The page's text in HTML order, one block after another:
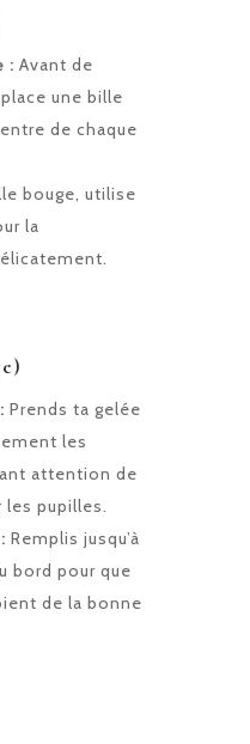
: Avant de
une bille
de chaque
bouge, utilise
la
Prends ta gelée
les
attention de
pupilles.
Remplis jusqu’à
bord pour que
de la bonne